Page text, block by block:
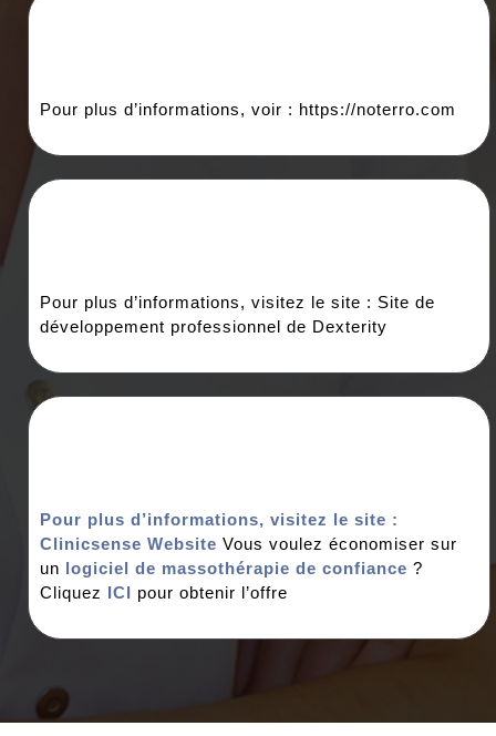
Pour plus d’informations, voir : https://noterro.com
Pour plus d’informations, visitez le site : Site de
développement professionnel de Dexterity
Pour plus d’informations, visitez le site :
Clinicsense Website Vous voulez économiser sur
un logiciel de massothérapie de confiance ?
Cliquez ICI pour obtenir l’offre